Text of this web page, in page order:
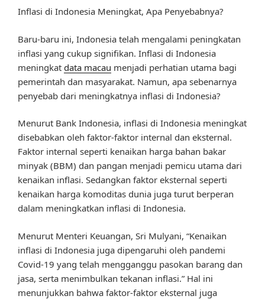
Inflasi di Indonesia Meningkat, Apa Penyebabnya?
Baru-baru ini, Indonesia telah mengalami peningkatan
inflasi yang cukup signifikan. Inflasi di Indonesia
meningkat data macau menjadi perhatian utama bagi
pemerintah dan masyarakat. Namun, apa sebenarnya
penyebab dari meningkatnya inflasi di Indonesia?
Menurut Bank Indonesia, inflasi di Indonesia meningkat
disebabkan oleh faktor-faktor internal dan eksternal.
Faktor internal seperti kenaikan harga bahan bakar
minyak (BBM) dan pangan menjadi pemicu utama dari
kenaikan inflasi. Sedangkan faktor eksternal seperti
kenaikan harga komoditas dunia juga turut berperan
dalam meningkatkan inflasi di Indonesia.
Menurut Menteri Keuangan, Sri Mulyani, “Kenaikan
inflasi di Indonesia juga dipengaruhi oleh pandemi
Covid-19 yang telah mengganggu pasokan barang dan
jasa, serta menimbulkan tekanan inflasi.” Hal ini
menunjukkan bahwa faktor-faktor eksternal juga